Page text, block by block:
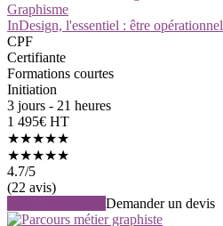
Graphisme
InDesign, l'essentiel : être opérationnel
CPF
Certifiante
Formations courtes
Initiation
3 jours - 21 heures
1 495€ HT
★★★★★
★★★★★
4.7/5
(22 avis)
Demander un devis